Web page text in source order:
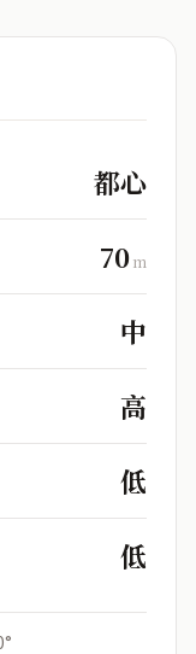
都心
70m
中
高
低
低